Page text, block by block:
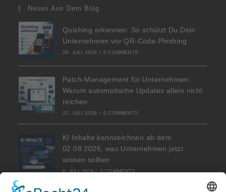
Neues Aus Dem Blog
Quishing erkennen: So schützt Du Dein
Unternehmen vor QR-Code-Phishing
29. JULI 2026 / 0 COMMENTS
Patch-Management für Unternehmen:
Warum automatische Updates allein nicht
reichen
22. JULI 2026 / 0 COMMENTS
KI Inhalte kennzeichnen ab dem
02.08.2026, was Unternehmen jetzt
wissen sollten
6. JULI 2026 / 0 COMMENTS